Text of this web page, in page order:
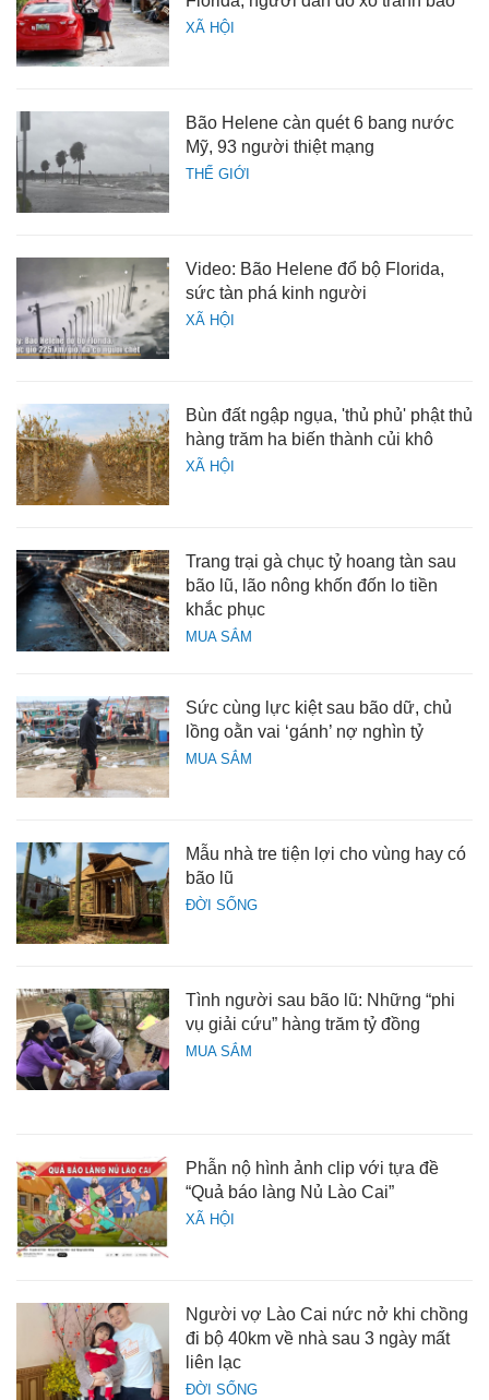
XÃ HỘI
THẾ GIỚI
Bão Helene càn quét 6 bang nước
Mỹ, 93 người thiệt mạng
XÃ HỘI
Video: Bão Helene đổ bộ Florida,
sức tàn phá kinh người
XÃ HỘI
Bùn đất ngập ngụa, 'thủ phủ' phật thủ
hàng trăm ha biến thành củi khô
MUA SẮM
Trang trại gà chục tỷ hoang tàn sau
bão lũ, lão nông khốn đốn lo tiền
khắc phục
MUA SẮM
Sức cùng lực kiệt sau bão dữ, chủ
lồng oằn vai ‘gánh’ nợ nghìn tỷ
ĐỜI SỐNG
Mẫu nhà tre tiện lợi cho vùng hay có
bão lũ
MUA SẮM
Tình người sau bão lũ: Những “phi
vụ giải cứu” hàng trăm tỷ đồng
XÃ HỘI
Phẫn nộ hình ảnh clip với tựa đề
“Quả báo làng Nủ Lào Cai”
ĐỜI SỐNG
Người vợ Lào Cai nức nở khi chồng
đi bộ 40km về nhà sau 3 ngày mất
liên lạc